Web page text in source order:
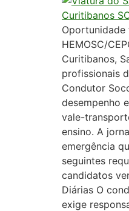
HEMOSC/
Curitibanos,
profissionais
Condutor
desempenho
vale-
ensino. A
emergência
seguintes
candidatos
Diárias O
exige